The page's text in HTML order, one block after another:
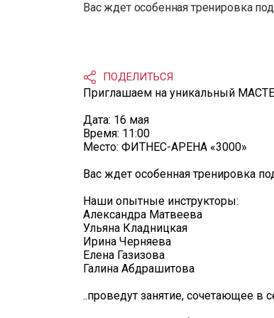
Вас ждет особенная тренировка
ПОДЕЛИТЬСЯ
Приглашаем на уникальный
Дата: 16 мая
Время: 11:00
Место: ФИТНЕС-АРЕНА «3000»
Вас ждет особенная тренировка
Наши опытные инструкторы:
Александра Матвеева
Ульяна Кладницкая
Ирина Черняева
Елена Газизова
Галина Абдрашитова
..проведут занятие, сочетающее в